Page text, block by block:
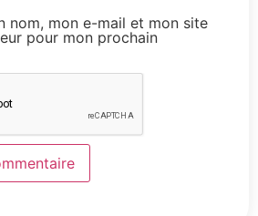
nom, mon e-mail et mon site
pour mon prochain